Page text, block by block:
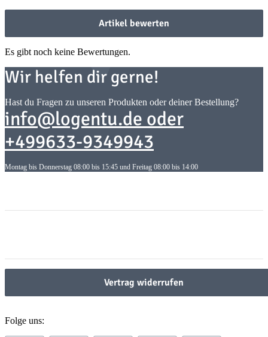
Artikel bewerten
Es gibt noch keine Bewertungen.
Wir helfen dir gerne!
Hast du Fragen zu unseren Produkten oder deiner Bestellung?
info@logentu.de oder
+499633-9349943
Montag bis Donnerstag 08:00 bis 15:45 und Freitag 08:00 bis 14:00
Vertrag widerrufen
Folge uns: